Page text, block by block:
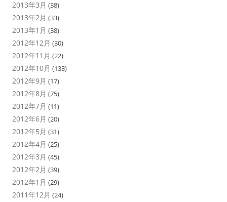
2013年3月 (38)
2013年2月 (33)
2013年1月 (38)
2012年12月 (30)
2012年11月 (22)
2012年10月 (133)
2012年9月 (17)
2012年8月 (75)
2012年7月 (11)
2012年6月 (20)
2012年5月 (31)
2012年4月 (25)
2012年3月 (45)
2012年2月 (39)
2012年1月 (29)
2011年12月 (24)